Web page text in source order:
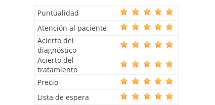
Puntualidad
Atención al paciente
Acierto del
diagnóstico
Acierto del
tratamiento
Precio
Lista de espera